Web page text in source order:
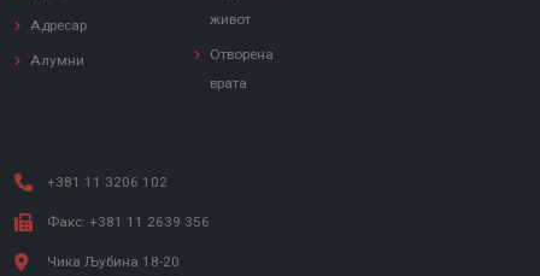
Адресар
Алумни
живот
Отворена
врата
+381 11 3206 102
Факс: +381 11 2639 356
Чика Љубина 18-20